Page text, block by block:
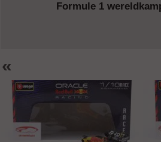
Formule 1
«